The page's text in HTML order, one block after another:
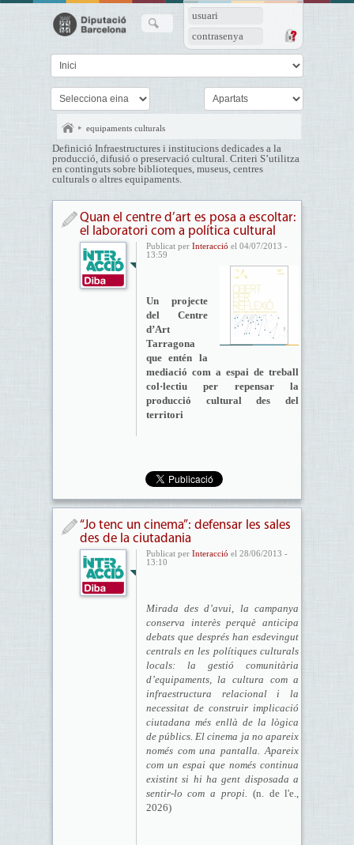
usuari
contrasenya
equipaments culturals
Definició Infraestructures i institucions dedicades a la
producció, difusió o preservació cultural. Criteri S’utilitza
en continguts sobre biblioteques, museus, centres
culturals o altres equipaments.
Quan el centre d’art es posa a escoltar:
el laboratori com a política cultural
Publicat per Interacció el 04/07/2013 -
13:59
Un projecte
del Centre
d’Art
Tarragona
que entén la
mediació com a espai de treball
col·lectiu per repensar la
producció cultural des del
territori
“Jo tenc un cinema”: defensar les sales
des de la ciutadania
Publicat per Interacció el 28/06/2013 -
13:10
Mirada des d’avui, la campanya
conserva interès perquè anticipa
debats que després han esdevingut
centrals en les polítiques culturals
locals: la gestió comunitària
d’equipaments, la cultura com a
infraestructura relacional i la
necessitat de construir implicació
ciutadana més enllà de la lògica
de públics. El cinema ja no apareix
només com una pantalla. Apareix
com un espai que només continua
existint si hi ha gent disposada a
sentir-lo com a propi. (n. de l'e.,
2026)